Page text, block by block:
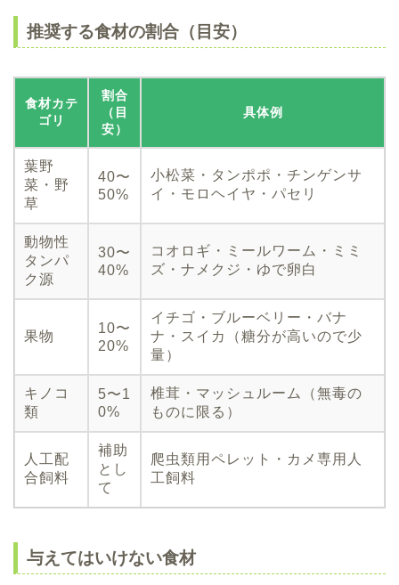
推奨する食材の割合（目安）
食材カテ
ゴリ
割合
（目
安）
具体例
葉野
菜・野
草
40〜
50%
小松菜・タンポポ・チンゲンサ
イ・モロヘイヤ・パセリ
動物性
タンパ
ク源
30〜
40%
コオロギ・ミールワーム・ミミ
ズ・ナメクジ・ゆで卵白
果物
10〜
20%
イチゴ・ブルーベリー・バナ
ナ・スイカ（糖分が高いので少
量）
キノコ
類
5〜1
0%
椎茸・マッシュルーム（無毒の
ものに限る）
人工配
合飼料
補助
とし
て
爬虫類用ペレット・カメ専用人
工飼料
与えてはいけない食材